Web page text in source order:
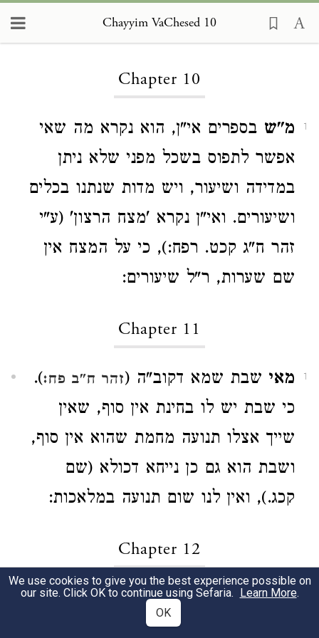
Chayyim VaChesed 10
Chapter 10
1 מ"ש בספרים אי"ן, הוא נקרא מה שאי
אפשר לתפוס בשכל מפני שלא ניתן
במדידה ושיעור, ויש מדות שנתנו בכלים
ושיעורים. ואי"ן נקרא 'מצח הרצון' (ע"י
זהר ח"ג קכט. רפח:), כי על המצח אין
שם שערות, ר"ל שיעורים:
Chapter 11
1 מאי שבת שמא דקוב"ה (זהר ח"ב פח:).
כי שבת יש לו בחינת אין סוף, שאין
שייך אצלו תנועה מחמת שהוא אין סוף,
ושבת הוא גם כן נייחא דכולא (שם
קכג.), ואין לנו שום תנועה במלאכות:
Chapter 12
מייקום יעקב כי קטן הוא (עמוס ז, ב).
פירוש המנהג של יעקב להיות מקטין את
We use cookies to give you the best experience possible on
our site. Click OK to continue using Sefaria. Learn More.
OK